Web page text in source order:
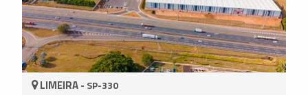
LIMEIRA - SP-330